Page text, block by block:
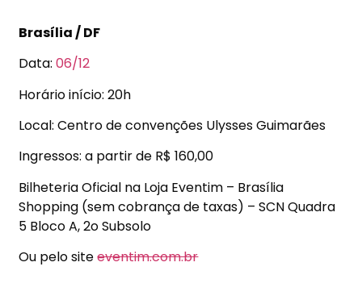
Brasília / DF
Data:06/12
Horário início: 20h
Local: Centro de convenções Ulysses Guimarães
Ingressos: a partir de R$ 160,00
Bilheteria Oficial na Loja Eventim – Brasília
Shopping (sem cobrança de taxas) – SCN Quadra
5 Bloco A, 2o Subsolo
Ou pelo siteeventim.com.br